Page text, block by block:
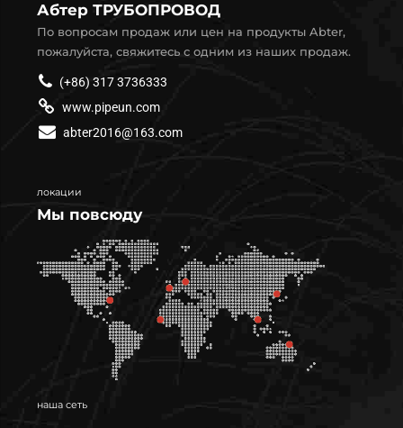
Абтер ТРУБОПРОВОД
По вопросам продаж или цен на продукты Abter,
пожалуйста, свяжитесь с одним из наших продаж.
(+86) 317 3736333
www.pipeun.com
abter2016@163.com
локации
Мы повсюду
наша сеть